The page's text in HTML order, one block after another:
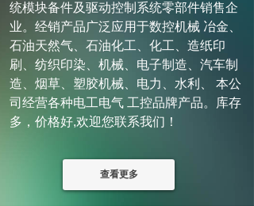
统模块备件及驱动控制系统零部件销售企
业。经销产品广泛应用于数控机械 冶金、
石油天然气、石油化工、化工、造纸印
刷、纺织印染、机械、电子制造、汽车制
造、烟草、塑胶机械、电力、水利、 本公
司经营各种电工电气 工控品牌产品。库存
多，价格好,欢迎您联系我们！
查看更多